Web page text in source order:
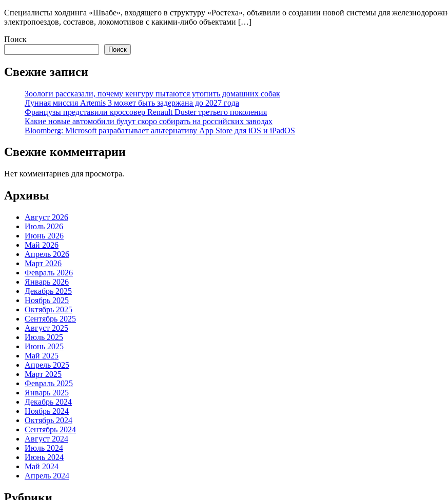
Специалисты холдинга «Швабе», входящего в структуру «Ростеха», объявили о создании новой системы для
электропоездов, составов, локомотивов с какими-либо объектами […]
Поиск
Поиск
Свежие записи
Зоологи рассказали, почему кенгуру пытаются утопить домашних собак
Лунная миссия Artemis 3 может быть задержана до 2027 года
Французы представили кроссовер Renault Duster третьего поколения
Какие новые автомобили будут скоро собирать на российских заводах
Bloomberg: Microsoft разрабатывает альтернативу App Store для iOS и iPadOS
Свежие комментарии
Нет комментариев для просмотра.
Архивы
Август 2026
Июль 2026
Июнь 2026
Май 2026
Апрель 2026
Март 2026
Февраль 2026
Январь 2026
Декабрь 2025
Ноябрь 2025
Октябрь 2025
Сентябрь 2025
Август 2025
Июль 2025
Июнь 2025
Май 2025
Апрель 2025
Март 2025
Февраль 2025
Январь 2025
Декабрь 2024
Ноябрь 2024
Октябрь 2024
Сентябрь 2024
Август 2024
Июль 2024
Июнь 2024
Май 2024
Апрель 2024